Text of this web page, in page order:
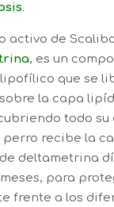
.
activo de
, es un
que se
la capa
todo su
perro recibe la
deltametrina
para
frente a los